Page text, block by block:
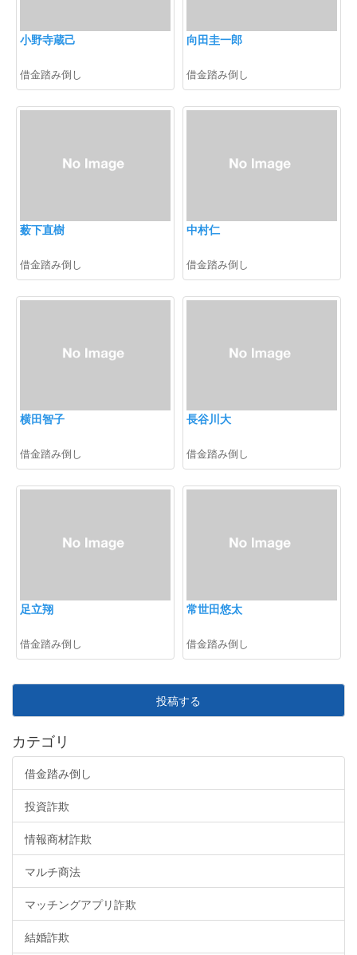
小野寺蔵己
借金踏み倒し
向田圭一郎
借金踏み倒し
薮下直樹
借金踏み倒し
中村仁
借金踏み倒し
横田智子
借金踏み倒し
長谷川大
借金踏み倒し
足立翔
借金踏み倒し
常世田悠太
借金踏み倒し
投稿する
カテゴリ
借金踏み倒し
投資詐欺
情報商材詐欺
マルチ商法
マッチングアプリ詐欺
結婚詐欺